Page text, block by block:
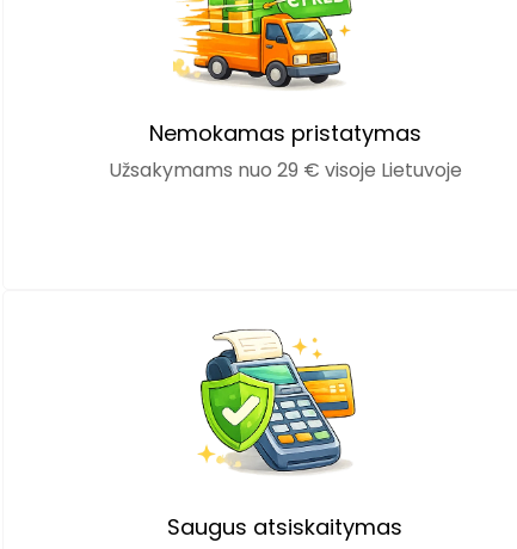
Nemokamas pristatymas
Užsakymams nuo 29 € visoje Lietuvoje
Saugus atsiskaitymas